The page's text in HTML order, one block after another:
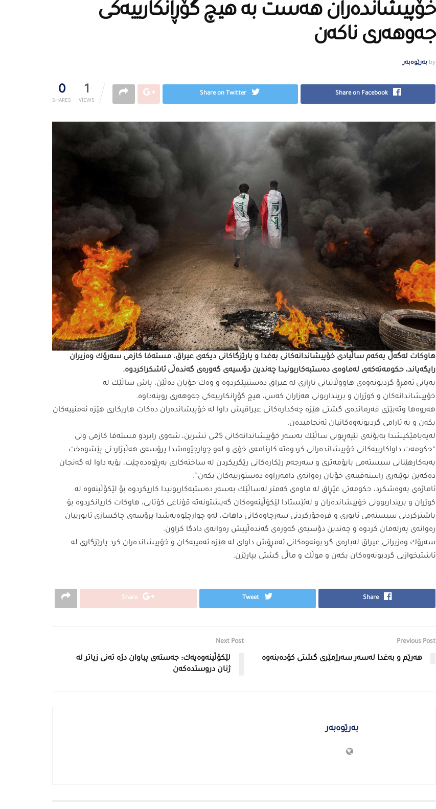
خۆپیشاندەران هەست بە هیچ گۆڕانكارییەكی
جەوهەری ناكەن
by بەرێوەبەر
0
SHARES
1
VIEWS
Share on Facebook
Share on Twitter
هاوكات لەگەڵ یەكەم ساڵیادی خۆپیشاندانەكانی بەغدا و پارێزگاكانی دیكەی عیراق، مستەفا كازمی سەرۆك وەزیران
رایگەیاند، حكومەتەكەی لەماوەی دەستبەكاربونیدا چەندین دۆسیەی گەورەی گەندەڵی ئاشكراكردوە.
بەیانی ئەمڕۆ گردبونەوەی هاووڵاتیانی ناڕازی لە عیراق دەستیپێكردوە و وەك خۆیان دەڵێن، پاش ساڵێك لە
خۆپیشاندانەكان و كوژران و برینداربونی هەزاران كەس، هیچ گۆڕانكارییەكی جەوهەری روینەداوە.
هەروەها وتەبێژی فەرماندەی گشتی هێزە چەكدارەكانی عیراقیش داوا لە خۆپیشاندەران دەكات هاریكاری هێزە ئەمنییەكان
بكەن و بە ئارامی گردبونەوەكانیان ئەنجامبدەن.
لەپەیامێكیشدا بەبۆنەی تێپەڕبونی ساڵێك بەسەر خۆپیشاندانەكانی 25ـی تشرین، شەوی رابردو مستەفا كازمی وتی
“حكومەت داواكارییەكانی خۆپیشاندەرانی كردوەتە كارنامەی خۆی و لەو چوارچێوەشدا پرۆسەی هەڵبژاردنی پێشوەخت
بەبەكارهێنانی سیستەمی بایۆمەتری و سەرجەم رێكارەكانی رێگریكردن لە ساختەكاری بەڕێوەدەچێت، بۆیە داوا لە گەنجان
دەكەین نوێنەری راستەقینەی خۆیان رەوانەی دامەزراوە دەستورییەكان بكەن”.
ئاماژەی بەوەشكرد، حكومەتی عێڕاق لە ماوەی كەمتر لەساڵێك بەسەر دەستبەكاربونیدا كاریكردوە بۆ لێكۆڵینەوە لە
كوژران و برینداربوونی خۆپیشاندەران و لەئێستادا لێكۆڵینەوەكان گەیشتونەتە قۆناغی كۆتایی، هاوكات كاریانكردوە بۆ
باشتركردنی سیستەمی ئابوری و فرەجۆركردنی سەرچاوەكانی داهات، لەو چوارچێوەیەشدا پرۆسەی چاكسازی ئابورییان
رەوانەی پەرلەمان كردوە و چەندین دۆسیەی گەورەی گەندەڵییش رەوانەی دادگا كراون.
سەرۆك وەزیرانی عیراق لەبارەی گردبونەوەكانی ئەمڕۆش داوای لە هێزە ئەمییەكان و خۆپیشاندەران كرد پارێزگاری لە
ئاشتیخوازیی گردبونەوەكان بكەن و موڵك و ماڵی گشتی بپارێزن.
Share
Tweet
Share
Previous Post
هەرێم و بەغدا لەسەر سەرژمێری گشتی كۆدەبنەوە
Next Post
لێكۆڵینەوەیەك: جەستەی پیاوان دژە تەنی زیاتر لە
ژنان دروستدەكەن
بەرێوەبەر